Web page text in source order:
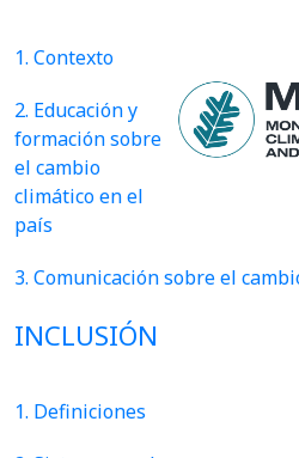
1. Contexto
2. Educación y
formación sobre
el cambio
climático en el
país
3. Comunicación sobre el
INCLUSIÓN
1. Definiciones